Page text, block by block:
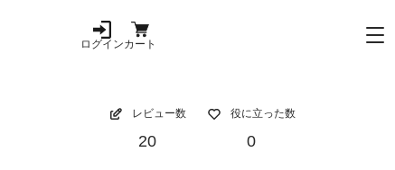
ログインカート
レビュー数
20
役に立った数
0